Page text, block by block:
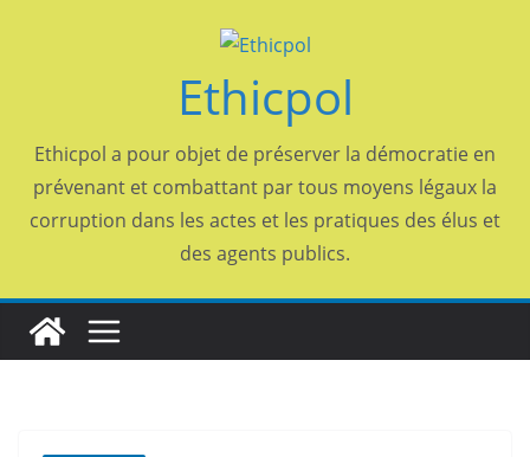
Ethicpol
Ethicpol a pour objet de préserver la démocratie en
prévenant et combattant par tous moyens légaux la
corruption dans les actes et les pratiques des élus et
des agents publics.